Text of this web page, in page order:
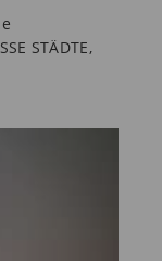
STÄDTE,